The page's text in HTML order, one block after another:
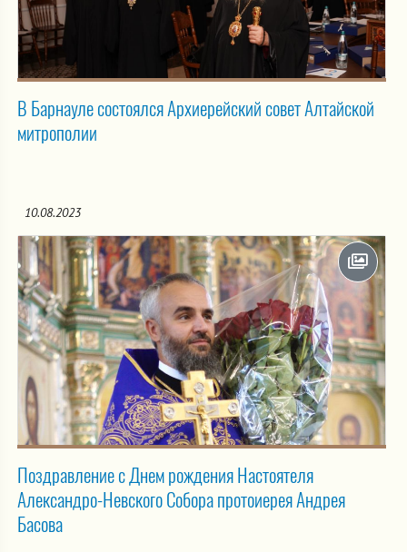
В Барнауле состоялся Архиерейский совет Алтайской
митрополии
10.08.2023
Поздравление с Днем рождения Настоятеля
Александро-Невского Собора протоиерея Андрея
Басова